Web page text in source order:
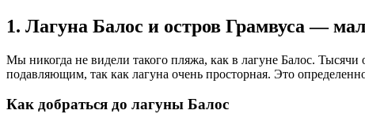
1. Лагуна Балос и остров Грамвуса —
Мы никогда не видели такого пляжа, как в лагуне Балос.
подавляющим, так как лагуна очень просторная. Это
Как добраться до лагуны Балос